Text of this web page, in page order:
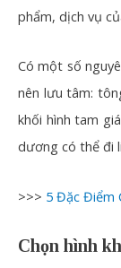
phẩm, dịch vụ
Có một số
nên lưu tâm:
khối hình tam
dương có thể đi
>>> 5 Đặc Điểm
Chọn hình